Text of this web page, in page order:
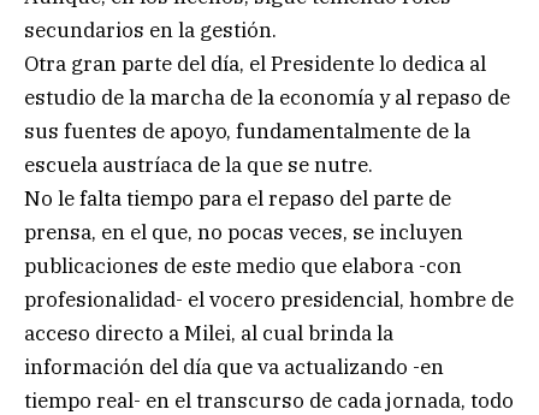
secundarios en la gestión.
Otra gran parte del día, el Presidente lo dedica al
estudio de la marcha de la economía y al repaso de
sus fuentes de apoyo, fundamentalmente de la
escuela austríaca de la que se nutre.
No le falta tiempo para el repaso del parte de
prensa, en el que, no pocas veces, se incluyen
publicaciones de este medio que elabora -con
profesionalidad- el vocero presidencial, hombre de
acceso directo a Milei, al cual brinda la
información del día que va actualizando -en
tiempo real- en el transcurso de cada jornada, todo